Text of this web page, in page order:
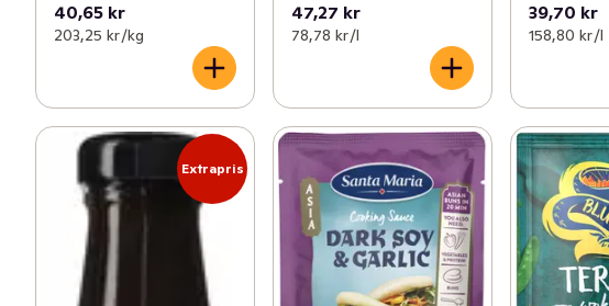
40,65 kr
203,25 kr /kg
47,27 kr
78,78 kr /l
39,70 kr
158,80 kr /l
Extrapris